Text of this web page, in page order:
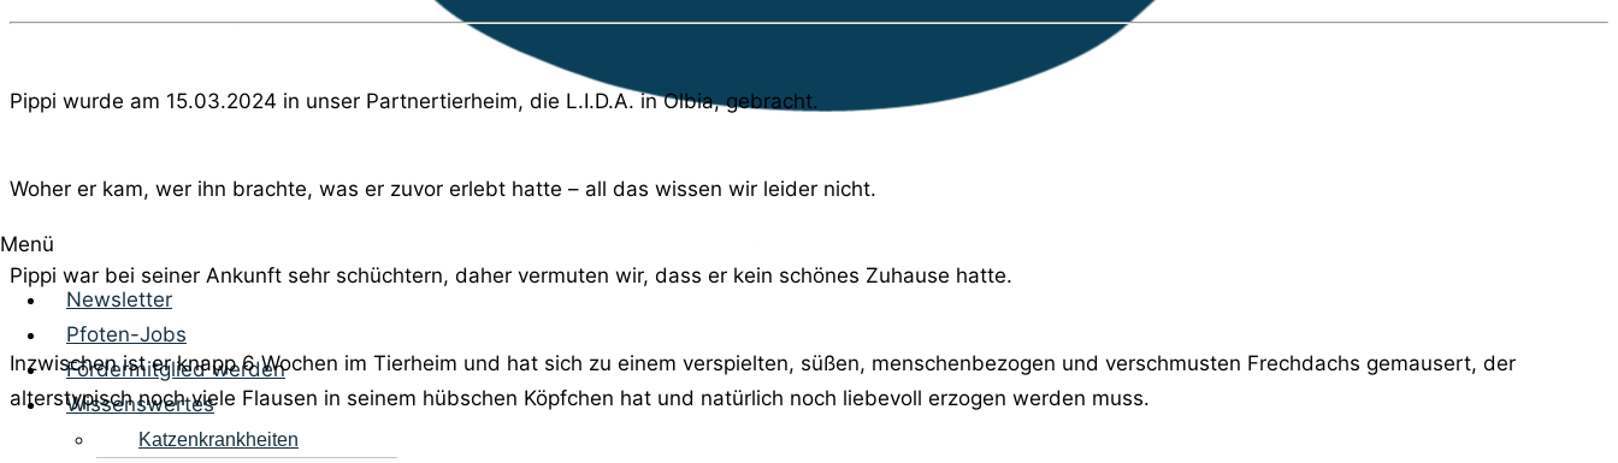
Menü
Newsletter
Pfoten-Jobs
Fördermitglied werden
Wissenswertes
Katzenkrankheiten
Pippi wurde am 15.03.2024 in unser Partnertierheim, die L.I.D.A. in Olbia, gebracht.
Woher er kam, wer ihn brachte, was er zuvor erlebt hatte – all das wissen wir leider nicht.
Pippi war bei seiner Ankunft sehr schüchtern, daher vermuten wir, dass er kein schönes Zuhause hatte.
Inzwischen ist er knapp 6 Wochen im Tierheim und hat sich zu einem verspielten, süßen, menschenbezogen und verschmusten Frechdachs gemausert, der
alterstypisch noch viele Flausen in seinem hübschen Köpfchen hat und natürlich noch liebevoll erzogen werden muss.